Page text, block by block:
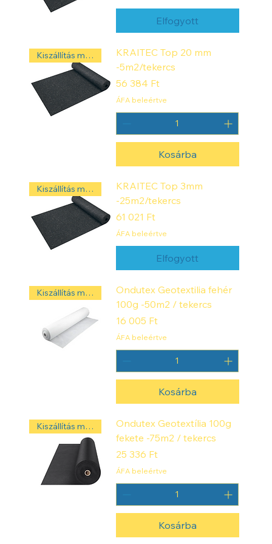
Elfogyott
Kiszállítás másnap! ‼️
KRAITEC Top 20 mm
-5m2/tekercs
Ár
56 384 Ft
ÁFA beleértve
Kosárba
Kiszállítás másnap! ‼️
KRAITEC Top 3mm
-25m2/tekercs
Ár
61 021 Ft
ÁFA beleértve
Elfogyott
Kiszállítás másnap! ‼️
Ondutex Geotextilia fehér
100g -50m2 / tekercs
Ár
16 005 Ft
ÁFA beleértve
Kosárba
Kiszállítás másnap! ‼️
Ondutex Geotextília 100g
fekete -75m2 / tekercs
Ár
25 336 Ft
ÁFA beleértve
Kosárba